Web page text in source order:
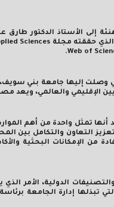
إلى الأستاذ الدكتور
الذي حققته مجلة Sciences
Web of
.
وصلت إليها جامعة بني
الإقليمي والعالمي، ويعد
تمثل واحدة من أهم
التعاون والتكامل بين
من الإمكانات البحثية
الدولية، الأمر
إدارة الجامعة